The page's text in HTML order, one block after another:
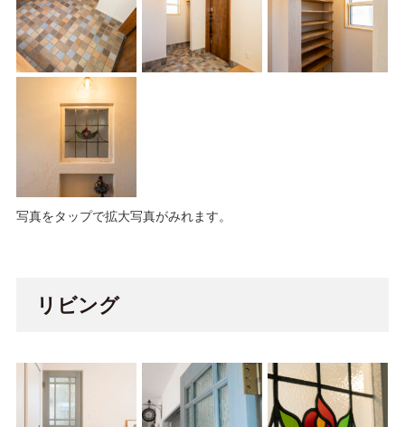
写真をタップで拡大写真がみれます。
リビング